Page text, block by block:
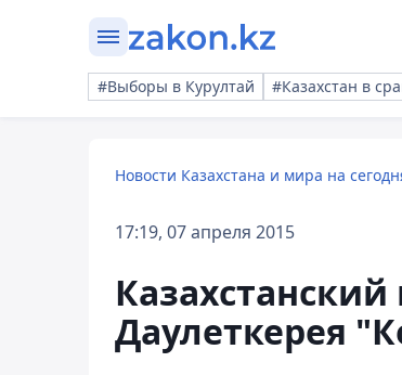
#Выборы в Курултай #Казахстан в
Новости Казахстана и мира на
17:19, 07 апреля 2015
Даулеткерея